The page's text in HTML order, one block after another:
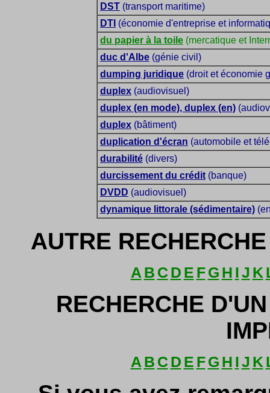
DST (transport maritime)
DTI (économie d'entreprise et
du papier à la toile (mercatique et
duc d'Albe (génie civil)
dumping juridique (droit et économie
duplex (audiovisuel)
duplex (en mode), duplex (en)
duplex (bâtiment)
duplication d'écran (automobile et
durabilité (divers)
durcissement du crédit (banque)
DVDD (audiovisuel)
dynamique littorale (sédimentaire)
AUTRE
A B C D E F G H IJ K
RECHERCHE
A B C D E F G H IJ K